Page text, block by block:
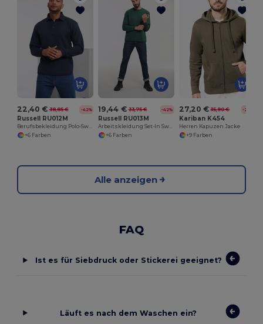
22,40 € 38,85 € -42%
Russell RU012M
Berufsbekleidung Polo-Sweatshirt
+6 Farben
19,44 € 33,75 € -42%
Russell RU013M
Arbeitskleidung Set-In Sweatshirt
+6 Farben
27,20 € 35,90 € -24%
Kariban K454
Herren Kapuzen Jacke
+9 Farben
Alle anzeigen
FAQ
Ist es für Siebdruck oder Stickerei geeignet?
Läuft es nach dem Waschen ein?